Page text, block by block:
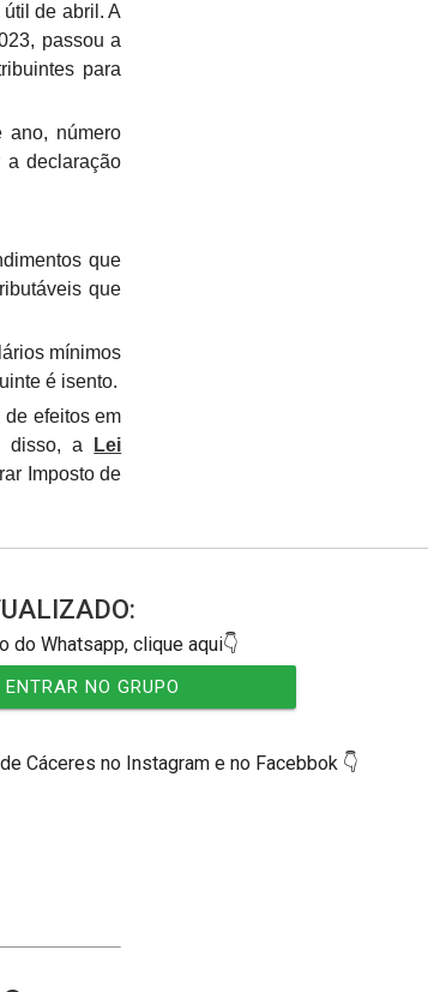
de abril. A
passou a
para
ano, número
a declaração
que
que
mínimos
é isento.
efeitos em
disso, a
Lei
Imposto de
do Whatsapp, clique aqui👇
ENTRAR NO GRUPO
Cáceres no Instagram e no Facebbok 👇